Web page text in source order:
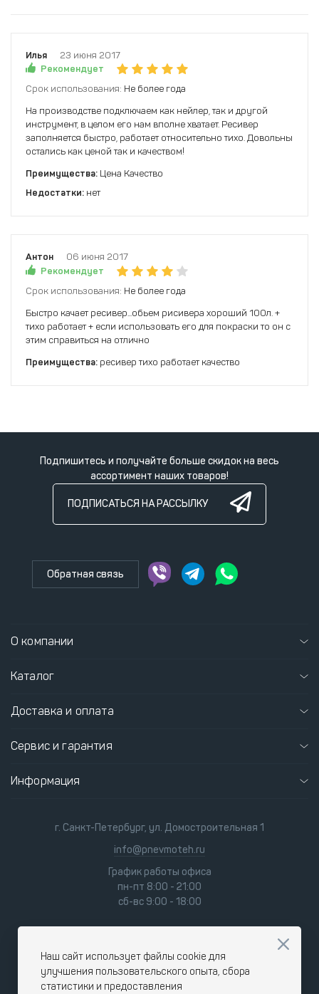
Илья
23 июня 2017
Рекомендует
Срок использования: Не более года
На производстве подключаем как нейлер, так и другой
инструмент, в целом его нам вполне хватает. Ресивер
заполняется быстро, работает относительно тихо. Довольны
остались как ценой так и качеством!
Преимущества: Цена Качество
Недостатки: нет
Антон
06 июня 2017
Рекомендует
Срок использования: Не более года
Быстро качает ресивер...обьем рисивера хороший 100л. +
тихо работает + если использовать его для покраски то он с
этим справиться на отлично
Преимущества: ресивер тихо работает качество
Подпишитесь и получайте больше скидок на весь
ассортимент наших товаров!
ПОДПИСАТЬСЯ НА РАССЫЛКУ
Обратная связь
О компании
Каталог
Доставка и оплата
Сервис и гарантия
Информация
г. Санкт-Петербург, ул. Домостроительная 1
info@pnevmoteh.ru
График работы офиса
пн-пт 8:00 - 21:00
сб-вс 9:00 - 18:00
Наш сайт использует файлы cookie для
улучшения пользовательского опыта, сбора
статистики и предоставления